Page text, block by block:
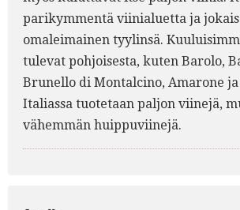
parikymmentä viinialuetta ja
omaleimainen tyylinsä.
tulevat pohjoisesta, kuten Barolo,
Brunello di Montalcino, Amarone
Italiassa tuotetaan paljon viinejä,
vähemmän huippuviinejä.